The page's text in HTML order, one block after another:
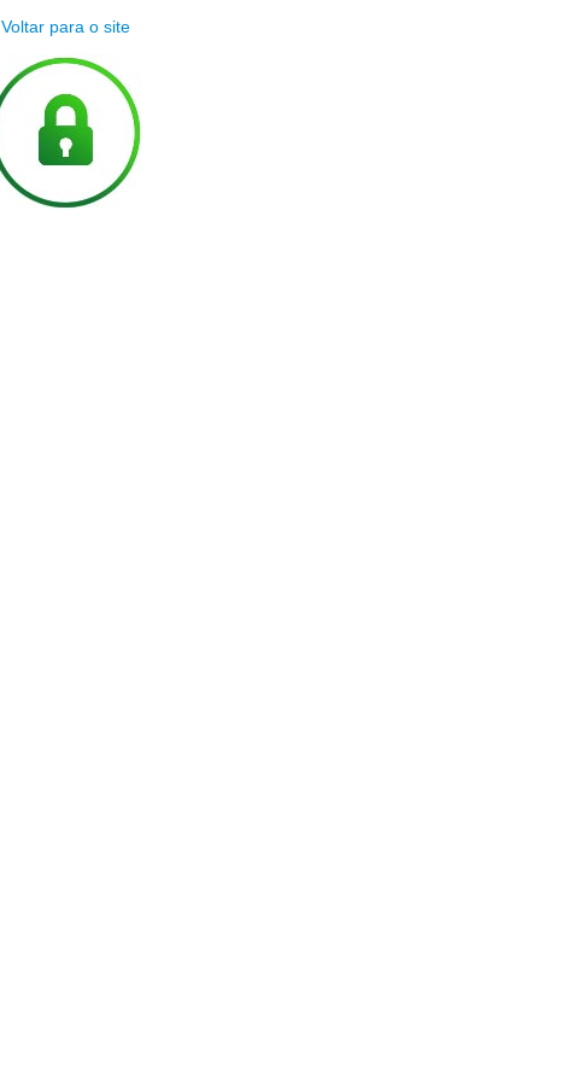
Voltar para o site